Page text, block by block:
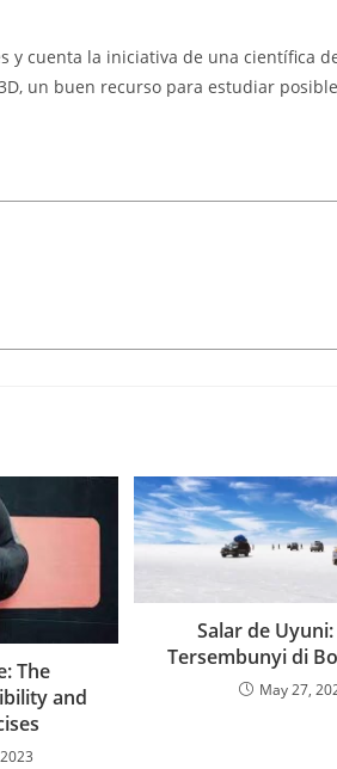
y cuenta la iniciativa de una científica
un buen recurso para estudiar
The
and
Salar de
Tersembunyi di
May 27,